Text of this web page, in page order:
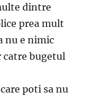
dintre
prea mult
nu e nimic
catre bugetul
poti sa nu